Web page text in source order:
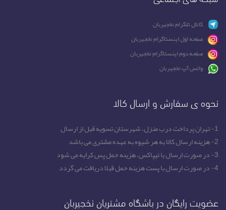
کانال تلگرام نخجیربان
صفحه اول اینستاگرام نخجیربان
صفحه دوم اینستاگرام نخجیربان
واتس آپ نخجیربان
نحوه ی سفارش و ارسال کالا
1- تهران پرداخت درب منزل، شهرستان تسویه قبل از ارسال
2- هزینه ارسال کالا به هر شیوه به عهده مشتری می باشد
3- در صورت ارسال با تیپاکس، هزینه حمل پس کرایه می شود
4- در صورت ارسال با پست هزینه حمل قبلا دریافت می گردد
عضویت رایگان در باشگاه مشتریان نخجیربان